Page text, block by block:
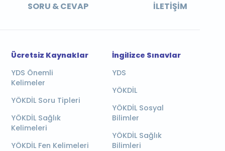
SORU & CEVAP İLETIŞIM
Ücretsiz Kaynaklar
YDS Önemli
Kelimeler
YÖKDİL Soru Tipleri
YÖKDİL Sağlık
Kelimeleri
YÖKDİL Fen Kelimeleri
İngilizce Sınavlar
YDS
YÖKDİL
YÖKDİL Sosyal
Bilimler
YÖKDİL Sağlık
Bilimleri